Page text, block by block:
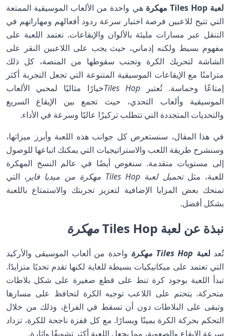
لعبة Tiles Hop مهكرة
هي واحدة من الألعاب الموسيقية الممتعة
التي تتيح للاعبين فرصة اختبار سرعة ردود أفعالهم ومهاراتهم في
التنقل عبر مسارات مليئة بالألوان والإيقاعات. تعتمد اللعبة على
مفهوم بسيط ولكنه إدماني، حيث يجب على اللاعبين النقر على
الشاشة لتحريك الكرة وتجنب سقوطها من المنصة، كل ذلك
متزامنًا مع الإيقاعات الموسيقية المتنوعة التي تجعل التجربة أكثر
إمتاعًا وحماسة. تُعتبر Tiles Hopخيارًا مثاليًا لمحبي الألعاب
الموسيقية وألعاب التحدي، حيث تجمع بين الإيقاع السريع
والتحديات المتجددة التي تتطلب تركيزًا عاليًا وسرعة في الأداء.
في هذا المقال، سنستعرض كل جوانب هذه اللعبة وأبرز ميزاتها،
وسنشرح طريقة اللعب والاستراتيجيات التي يمكنك اتباعها للوصول
إلى مستويات متقدمة. سنغوص أيضًا في عالم النسخ المهكرة
للعبة، مثلتحميل لعبة Tiles Hop مهكرة من ميديا فاير
، التي
تمنحك بعض المزايا الإضافية لتعزيز تجربتك والاستمتاع باللعبة
بشكل أفضل.
نبذة عن لعبة Tiles Hop مهكرة
تُعد لعبة Tiles Hop مهكرة
واحدة من ألعاب الموسيقى والأركيد
التي تعتمد على ميكانيكيات بسيطة للغاية لكنها تقدم تحديًا متزايدًا.
تبدأ اللعبة بوجود كرة تنط على قطع صغيرة على شكل بلاطات
متحركة. يتحتم على اللاعب توجيه الكرة لتحافظ على مسارها
وتبقى على البلاطات دون أن تسقط في الفراغ، وذلك من خلال
التحكم بحركة الكرة يمينًا ويسارًا. مع كل قفزة ناجحة للكرة، تزداد
سرعة الإيقاع والصعوبة، مما يجعل اللعبة أكثر تشويقًا وإثارة.